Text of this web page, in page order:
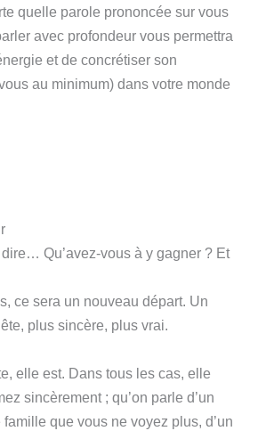
quelle parole prononcée sur vous
avec profondeur vous permettra
et de concrétiser son
au minimum) dans votre monde
dire… Qu’avez-vous à y gagner ? Et
ce sera un nouveau départ. Un
plus sincère, plus vrai.
elle est. Dans tous les cas, elle
sincèrement ; qu’on parle d’un
que vous ne voyez plus, d’un